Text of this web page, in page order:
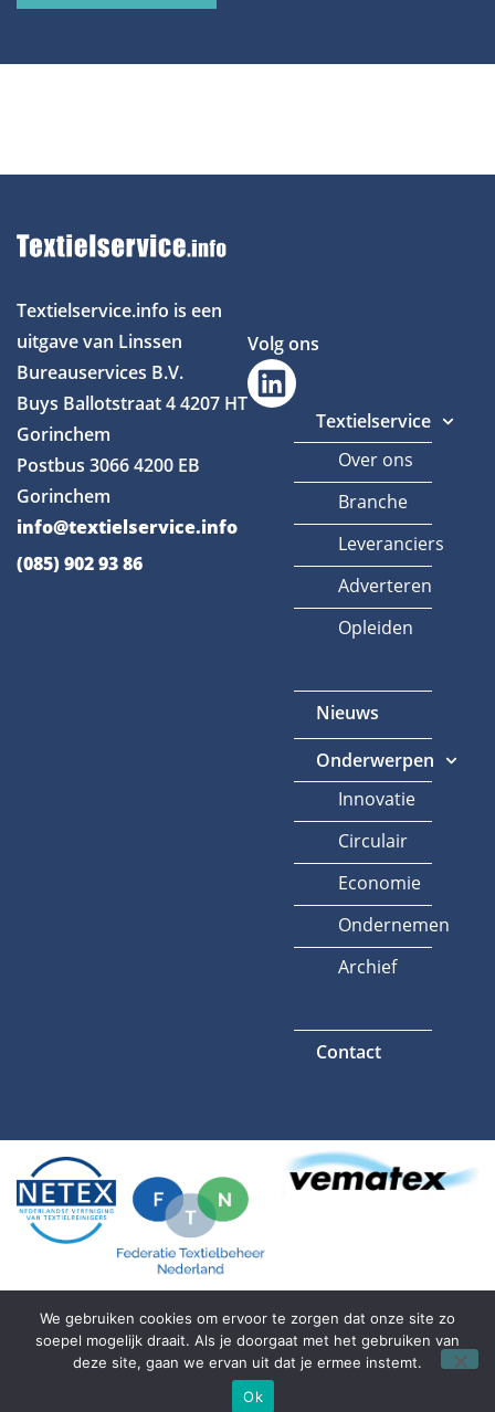
Textielservice.info is een
uitgave van Linssen
Bureauservices B.V.
Buys Ballotstraat 44207 HT
Gorinchem
Postbus 30664200 EB
Gorinchem
info@textielservice.info
(085) 902 93 86
Volg ons
Textielservice
Over ons
Branche
Leveranciers
Adverteren
Opleiden
Nieuws
Onderwerpen
Innovatie
Circulair
Economie
Ondernemen
Archief
Contact
Algemene voorwaardenPrivacyverklaring
We gebruiken cookies om ervoor te zorgen dat onze site zo
soepel mogelijk draait. Als je doorgaat met het gebruiken van
deze site, gaan we ervan uit dat je ermee instemt.
Ok